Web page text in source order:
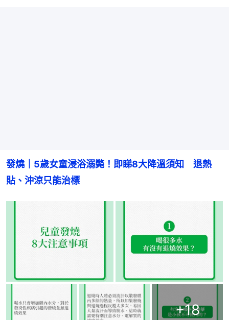
發燒｜5歲女童浸浴溺斃！即睇8大降溫須知　退熱
貼、沖涼只能治標
+18